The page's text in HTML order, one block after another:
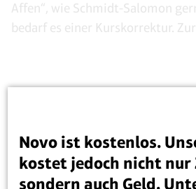
Affen“, wie Schmidt-Salomon
bedarf es einer Kurskorrektur.
Ihnen hat dieser Text
regelmäßig? Unterstützen Sie
unser Inhaltsangebot weiter
Novo ist kostenlos.
kostet jedoch nicht nur
sondern auch Geld.